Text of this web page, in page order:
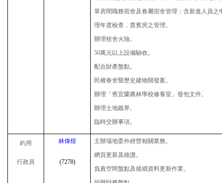
單房間職務宿舍及眷屬宿舍管理：含新進人員之
理年度檢查，貴賓房之管理。
辦理校舍火險。
50萬元以上設備驗收。
配合財產盤點。
民權眷舍暨歷史建物開發案。
辦理「舊宜蘭農林學校修養室」發包文件。
辦理土地鑑界。
臨時交辦事項。
約用
行政員
林偉煜
(7278)
主辦場地委外經營相關業務。
網頁更新及維護。
負責空間盤點及後續資料更新作業。